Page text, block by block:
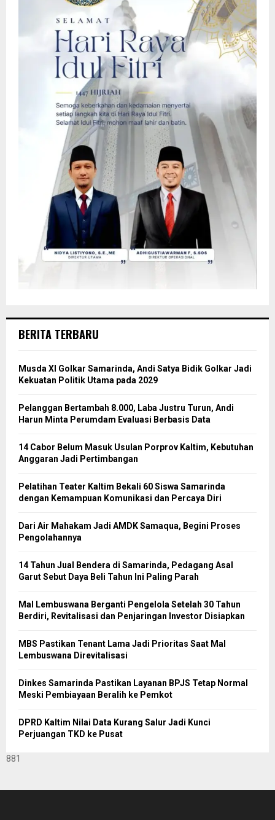
BERITA TERBARU
Musda XI Golkar Samarinda, Andi Satya Bidik Golkar Jadi
Kekuatan Politik Utama pada 2029
Pelanggan Bertambah 8.000, Laba Justru Turun, Andi
Harun Minta Perumdam Evaluasi Berbasis Data
14 Cabor Belum Masuk Usulan Porprov Kaltim, Kebutuhan
Anggaran Jadi Pertimbangan
Pelatihan Teater Kaltim Bekali 60 Siswa Samarinda
dengan Kemampuan Komunikasi dan Percaya Diri
Dari Air Mahakam Jadi AMDK Samaqua, Begini Proses
Pengolahannya
14 Tahun Jual Bendera di Samarinda, Pedagang Asal
Garut Sebut Daya Beli Tahun Ini Paling Parah
Mal Lembuswana Berganti Pengelola Setelah 30 Tahun
Berdiri, Revitalisasi dan Penjaringan Investor Disiapkan
MBS Pastikan Tenant Lama Jadi Prioritas Saat Mal
Lembuswana Direvitalisasi
Dinkes Samarinda Pastikan Layanan BPJS Tetap Normal
Meski Pembiayaan Beralih ke Pemkot
DPRD Kaltim Nilai Data Kurang Salur Jadi Kunci
Perjuangan TKD ke Pusat
881